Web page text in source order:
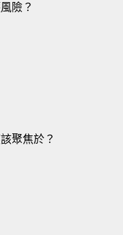
險？
聚焦於？